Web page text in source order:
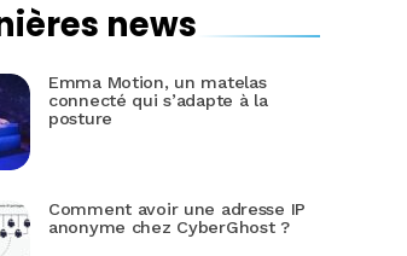
news
Emma Motion, un matelas
connecté qui s’adapte à la
posture
Comment avoir une adresse IP
anonyme chez CyberGhost ?